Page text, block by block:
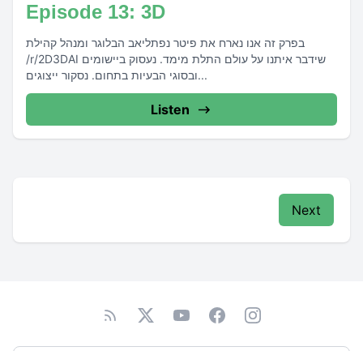
Episode 13: 3D
בפרק זה אנו נארח את פיטר נפתליאב הבלוגר ומנהל קהילת
/r/2D3DAI שידבר איתנו על עולם התלת מימד. נעסוק ביישומים
ובסוגי הבעיות בתחום. נסקור ייצוגים...
Listen
Next